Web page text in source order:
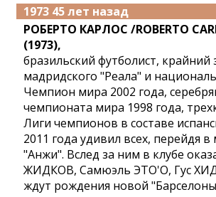
1973 45 лет назад
РОБЕРТО КАРЛОС /ROBERTO
(1973),
бразильский футболист,
мадридского "Реала" и
Чемпион мира 2002 года,
чемпионата мира 1998 года,
Лиги чемпионов в составе
2011 года удивил всех, перейдя
"Анжи". Вслед за ним в клубе
ЖИДКОВ, Самюэль ЭТО'O, Гус
ждут рождения новой